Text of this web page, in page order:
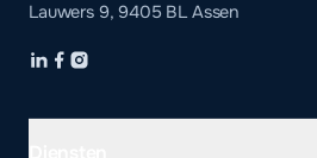
Lauwers 9, 9405 BL Assen